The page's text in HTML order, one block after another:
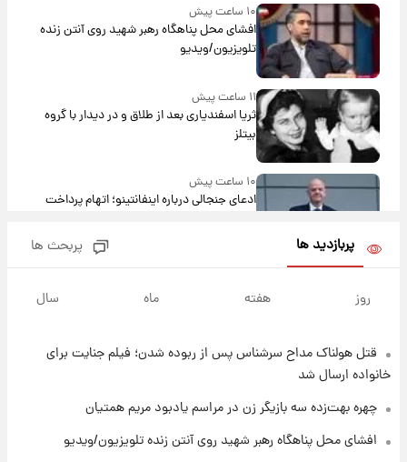
۱۰ ساعت پیش
افشای محل پناهگاه‌ رهبر شهید روی آنتن زنده
تلویزیون/ویدیو
۱۱ ساعت پیش
ثریا اسفندیاری بعد از طلاق و در دیدار با گروه
بیتلز
۱۰ ساعت پیش
ادعای جنجالی درباره اینفانتینو؛ اتهام پرداخت
آلزایمر و زوال عقل افزایش می‌یابد؟
۱۱ ساعت پیش
۱۱ ساعت پیش
پربازدید ها پربحث ها
روز هفته ماه سال
قتل هولناک مداح سرشناس پس از ربوده شدن؛ فیلم جنایت برای
خانواده ارسال شد
چهره بهت‌زده سه بازیگر زن در مراسم یادبود مریم همتیان
افشای محل پناهگاه‌ رهبر شهید روی آنتن زنده تلویزیون/ویدیو